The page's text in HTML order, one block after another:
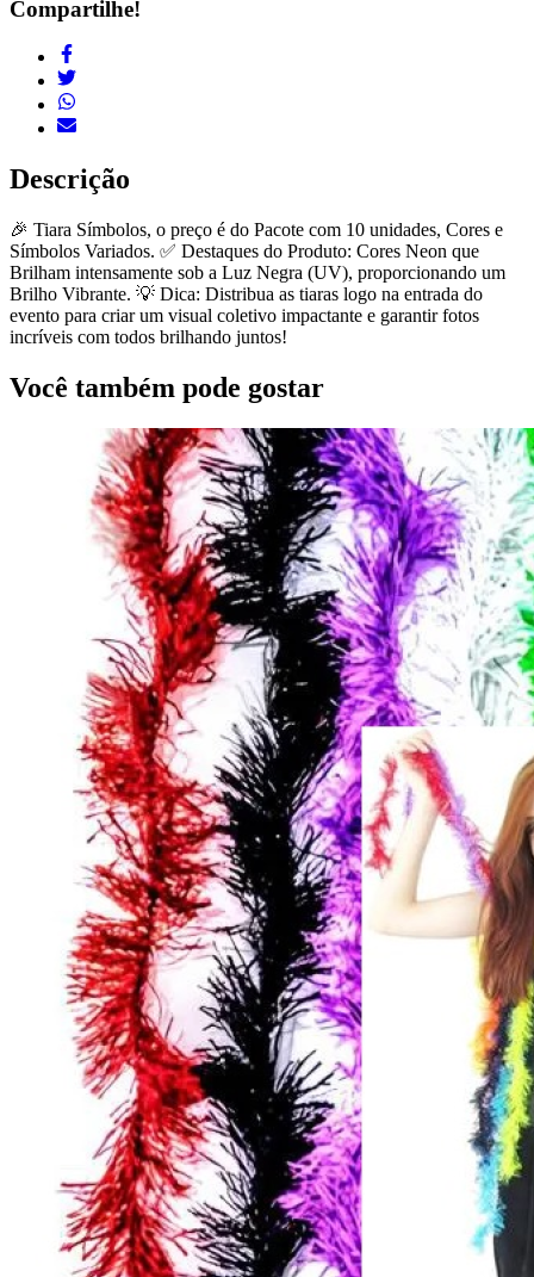
Compartilhe!
Descrição
🎉 Tiara Símbolos, o preço é do Pacote com 10 unidades, Cores e
Símbolos Variados. ✅ Destaques do Produto: Cores Neon que
Brilham intensamente sob a Luz Negra (UV), proporcionando um
Brilho Vibrante. 💡 Dica: Distribua as tiaras logo na entrada do
evento para criar um visual coletivo impactante e garantir fotos
incríveis com todos brilhando juntos!
Você também pode gostar